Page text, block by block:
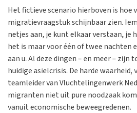
Het fictieve scenario hierboven is hoe
migratievraagstuk schijnbaar zien.
netjes aan, je kunt elkaar verstaan, je
het is maar voor één of twee nachten
aan u. Al deze dingen – en meer – zijn
huidige asielcrisis. De harde
teamleider van Vluchtelingenwerk
migranten niet uit pure noodzaak
vanuit economische beweegredenen.